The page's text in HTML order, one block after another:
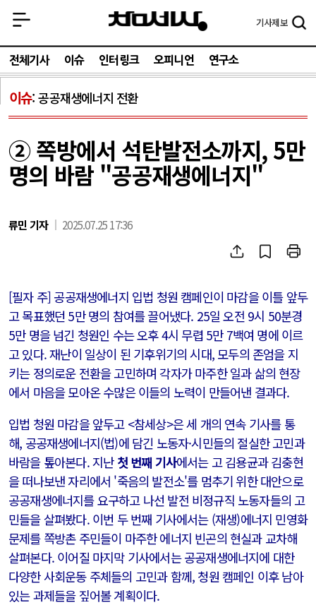
기사제보
전체기사 이슈 인터링크 오피니언 연구소
이슈 공공재생에너지 전환
② 쪽방에서 석탄발전소까지, 5만
명의 바람 "공공재생에너지"
류민 기자 2025.07.25 17:36
[필자 주] 공공재생에너지 입법 청원 캠페인이 마감을 이틀 앞두
고 목표했던 5만 명의 참여를 끌어냈다. 25일 오전 9시 50분경
5만 명을 넘긴 청원인 수는 오후 4시 무렵 5만 7백여 명에 이르
고 있다. 재난이 일상이 된 기후위기의 시대, 모두의 존엄을 지
키는 정의로운 전환을 고민하며 각자가 마주한 일과 삶의 현장
에서 마음을 모아온 수많은 이들의 노력이 만들어낸 결과다.
입법 청원 마감을 앞두고 <참세상>은 세 개의 연속 기사를 통
해, 공공재생에너지(법)에 담긴 노동자·시민들의 절실한 고민과
바람을 톺아본다. 지난 첫 번째 기사에서는 고 김용균과 김충현
을 떠나보낸 자리에서 '죽음의 발전소'를 멈추기 위한 대안으로
공공재생에너지를 요구하고 나선 발전 비정규직 노동자들의 고
민들을 살펴봤다. 이번 두 번째 기사에서는 (재생)에너지 민영화
문제를 쪽방촌 주민들이 마주한 에너지 빈곤의 현실과 교차해
살펴본다. 이어질 마지막 기사에서는 공공재생에너지에 대한
다양한 사회운동 주체들의 고민과 함께, 청원 캠페인 이후 남아
있는 과제들을 짚어볼 계획이다.